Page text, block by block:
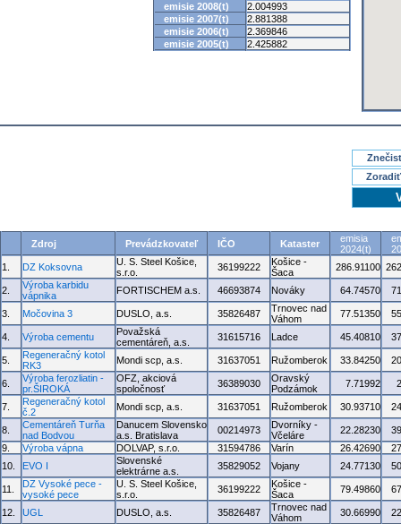
emisie 2008(t)
2.004993
emisie 2007(t)
2.881388
emisie 2006(t)
2.369846
emisie 2005(t)
2.425882
Zdroj Prevádzkovateľ IČO Kataster
emisia
2024(t)
1.
DZ Koksovna
U. S. Steel Košice,
s.r.o.
36199222
Košice -
Šaca
286.91100
2.
Výroba karbidu
vápnika
FORTISCHEM a.s. 46693874 Nováky 64.74570
3. Močovina 3 DUSLO, a.s. 35826487
Trnovec nad
Váhom
77.51350
4. Výroba cementu
Považská
cementáreň, a.s.
31615716 Ladce 45.40810
5.
Regeneračný kotol
RK3
Mondi scp, a.s. 31637051 Ružomberok 33.84250
6.
Výroba ferozliatin -
pr.ŠIROKÁ
OFZ, akciová
spoločnosť
36389030
Oravský
Podzámok
7.71992
7.
Regeneračný kotol
č.2
Mondi scp, a.s. 31637051 Ružomberok 30.93710
8.
Cementáreň Turňa
nad Bodvou
Danucem Slovensko
a.s. Bratislava
00214973
Dvorníky -
Včeláre
22.28230
9.
Výroba vápna DOLVAP, s.r.o. 31594786 Varín 26.42690
10.
EVO I
Slovenské
elektrárne a.s.
35829052 Vojany 24.77130
11.
DZ Vysoké pece -
vysoké pece
U. S. Steel Košice,
s.r.o.
36199222
Košice -
Šaca
79.49860
12. UGL DUSLO, a.s. 35826487
Trnovec nad
Váhom
30.66990